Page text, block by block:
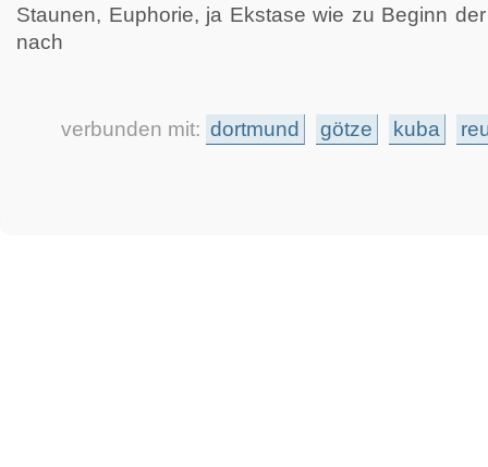
Staunen, Euphorie, ja Ekstase wie zu Beginn
nach
verbunden mit: dortmund götze kuba